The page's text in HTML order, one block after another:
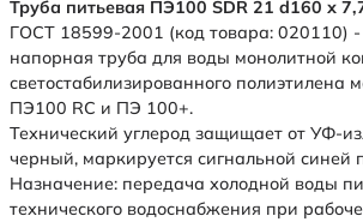
Труба питьевая ПЭ100 SDR 21 d160 х
ГОСТ 18599-2001 (код товара: 020110) -
напорная труба для воды монолитной
светостабилизированного полиэтилена
ПЭ100 RC и ПЭ 100+.
Технический углерод защищает от УФ-
черный, маркируется сигнальной синей
Назначение: передача холодной воды
технического водоснабжения при